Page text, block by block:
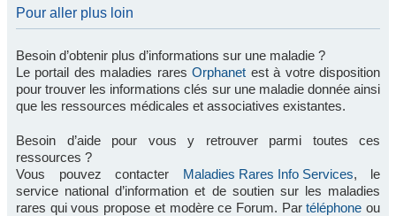
Pour aller plus loin
Besoin d’obtenir plus d’informations sur une maladie ?
Le portail des maladies raresOrphanet est à votre disposition
pour trouver les informations clés sur une maladie donnée ainsi
que les ressources médicales et associatives existantes.
Besoin d’aide pour vous y retrouver parmi toutes ces
ressources ?
Vous pouvez contacter Maladies Rares Info Services, le
service national d’information et de soutien sur les maladies
rares qui vous propose et modère ce Forum. Partéléphone ou